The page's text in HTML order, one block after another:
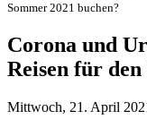
Sommer 2021 buchen?
Corona und
Reisen für den
Mittwoch, 21. April